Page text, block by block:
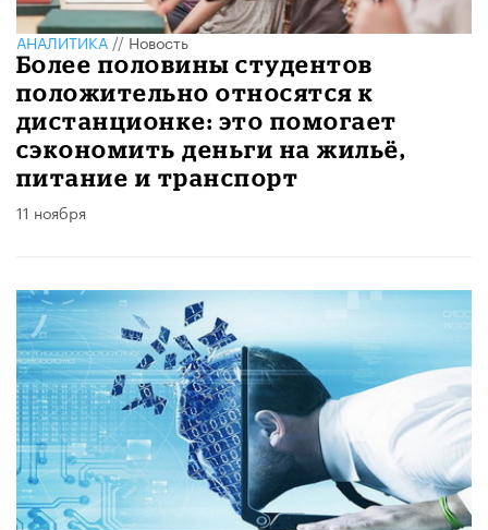
АНАЛИТИКА//Новость
Более половины студентов
положительно относятся к
дистанционке: это помогает
сэкономить деньги на жильё,
питание и транспорт
11 ноября